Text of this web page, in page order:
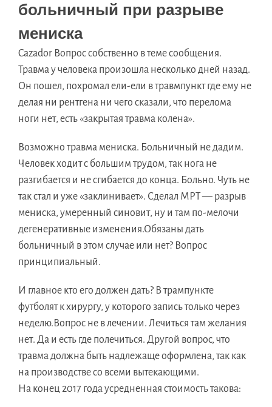
больничный при разрыве
мениска
Cazador Вопрос собственно в теме сообщения.
Травма у человека произошла несколько дней назад.
Он пошел, похромал ели-ели в травмпункт где ему не
делая ни рентгена ни чего сказали, что перелома
ноги нет, есть «закрытая травма колена».
Возможно травма мениска. Больничный не дадим.
Человек ходит с большим трудом, так нога не
разгибается и не сгибается до конца. Больно. Чуть не
так стал и уже «заклинивает». Сделал МРТ — разрыв
мениска, умеренный синовит, ну и там по-мелочи
дегенеративные изменения.Обязаны дать
больничный в этом случае или нет? Вопрос
принципиальный.
И главное кто его должен дать? В трампункте
футболят к хирургу, у которого запись только через
неделю.Вопрос не в лечении. Лечиться там желания
нет. Да и есть где полечиться. Другой вопрос, что
травма должна быть надлежаще оформлена, так как
на производстве со всеми вытекающими.
На конец 2017 года усредненная стоимость такова: